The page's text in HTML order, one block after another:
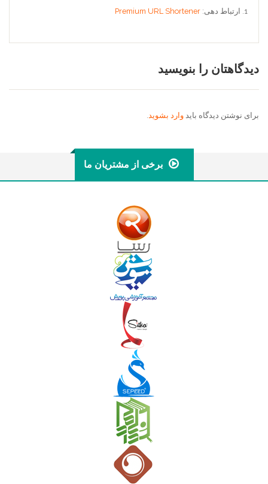
ارتباط دهی: Premium URL Shortener
دیدگاهتان را بنویسید
برای نوشتن دیدگاه باید وارد بشوید.
برخی از مشتریان ما